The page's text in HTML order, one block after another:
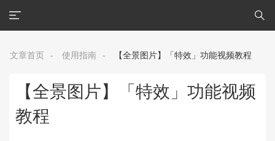
文章首页 - 使用指南 - 【全景图片】「特效」功能视频教程
【全景图片】「特效」功能视频
教程